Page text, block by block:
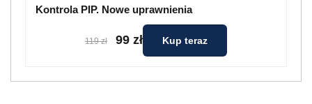
Kontrola PIP. Nowe uprawnienia
119 zł 99 zł Kup teraz